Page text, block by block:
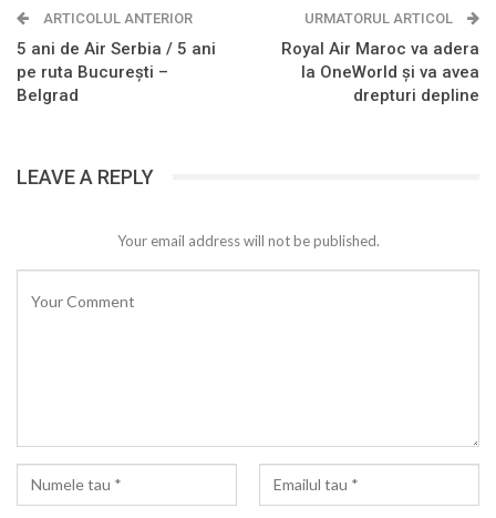
ARTICOLUL ANTERIOR
5 ani de Air Serbia / 5 ani
pe ruta București –
Belgrad
URMATORUL ARTICOL
Royal Air Maroc va adera
la OneWorld și va avea
drepturi depline
LEAVE A REPLY
Your email address will not be published.